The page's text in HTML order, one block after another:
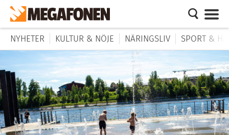
NYHETER KULTUR & NÖJE NÄRINGSLIV SPORT &